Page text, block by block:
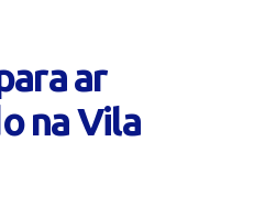
ar
na Vila